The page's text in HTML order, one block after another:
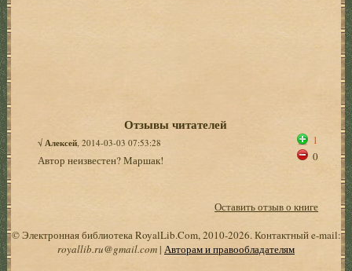
Отзывы читателей
√ Алексей , 2014-03-03 07:53:28
Автор неизвестен? Маршак!
1
0
Оставить отзыв о книге
© Электронная библиотека RoyalLib.Com, 2010-2026. Контактный e-mail:
royallib.ru@gmail.com| Авторам и правообладателям